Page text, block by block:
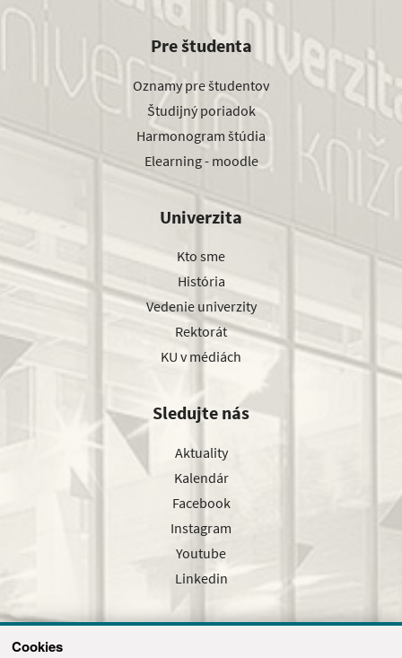
Cookies
Pre študenta
Oznamy pre študentov
Študijný poriadok
Harmonogram štúdia
Elearning - moodle
Univerzita
Kto sme
História
Vedenie univerzity
Rektorát
KU v médiách
Sledujte nás
Aktuality
Kalendár
Facebook
Instagram
Youtube
Linkedin